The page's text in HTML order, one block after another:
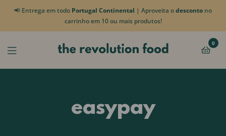
📢 Entrega em todo Portugal Continental | Aproveita odesconto no
carrinho em 10 ou mais produtos!
0
easypay